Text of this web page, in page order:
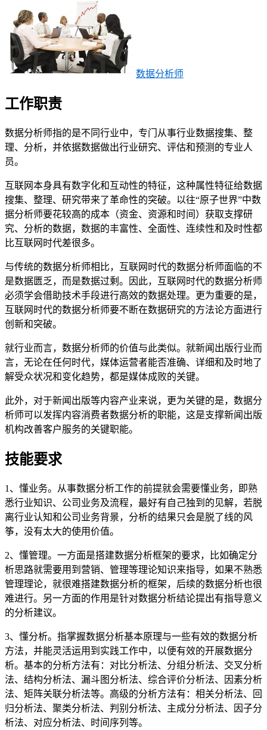
数据分析师
工作职责
数据分析师指的是不同行业中，专门从事行业数据搜集、整
理、分析，并依据数据做出行业研究、评估和预测的专业人
员。
互联网本身具有数字化和互动性的特征，这种属性特征给数据
搜集、整理、研究带来了革命性的突破。以往“原子世界”中数
据分析师要花较高的成本（资金、资源和时间）获取支撑研
究、分析的数据，数据的丰富性、全面性、连续性和及时性都
比互联网时代差很多。
与传统的数据分析师相比，互联网时代的数据分析师面临的不
是数据匮乏，而是数据过剩。因此，互联网时代的数据分析师
必须学会借助技术手段进行高效的数据处理。更为重要的是，
互联网时代的数据分析师要不断在数据研究的方法论方面进行
创新和突破。
就行业而言，数据分析师的价值与此类似。就新闻出版行业而
言，无论在任何时代，媒体运营者能否准确、详细和及时地了
解受众状况和变化趋势，都是媒体成败的关键。
此外，对于新闻出版等内容产业来说，更为关键的是，数据分
析师可以发挥内容消费者数据分析的职能，这是支撑新闻出版
机构改善客户服务的关键职能。
技能要求
1、懂业务。从事数据分析工作的前提就会需要懂业务，即熟
悉行业知识、公司业务及流程，最好有自己独到的见解，若脱
离行业认知和公司业务背景，分析的结果只会是脱了线的风
筝，没有太大的使用价值。
2、懂管理。一方面是搭建数据分析框架的要求，比如确定分
析思路就需要用到营销、管理等理论知识来指导，如果不熟悉
管理理论，就很难搭建数据分析的框架，后续的数据分析也很
难进行。另一方面的作用是针对数据分析结论提出有指导意义
的分析建议。
3、懂分析。指掌握数据分析基本原理与一些有效的数据分析
方法，并能灵活运用到实践工作中，以便有效的开展数据分
析。基本的分析方法有：对比分析法、分组分析法、交叉分析
法、结构分析法、漏斗图分析法、综合评价分析法、因素分析
法、矩阵关联分析法等。高级的分析方法有：相关分析法、回
归分析法、聚类分析法、判别分析法、主成分分析法、因子分
析法、对应分析法、时间序列等。